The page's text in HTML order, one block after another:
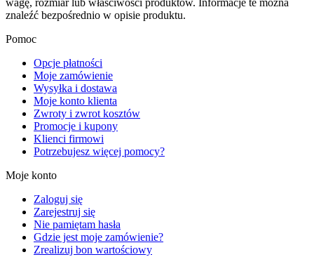
wagę, rozmiar lub właściwości produktów. Informacje te można
znaleźć bezpośrednio w opisie produktu.
Pomoc
Opcje płatności
Moje zamówienie
Wysyłka i dostawa
Moje konto klienta
Zwroty i zwrot kosztów
Promocje i kupony
Klienci firmowi
Potrzebujesz więcej pomocy?
Moje konto
Zaloguj się
Zarejestruj się
Nie pamiętam hasła
Gdzie jest moje zamówienie?
Zrealizuj bon wartościowy